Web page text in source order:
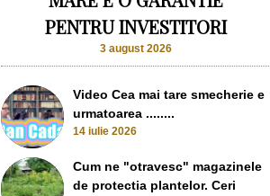
PENTRU INVESTITORI
3 august 2026
Video Cea mai tare smecherie e
urmatoarea ........
14 iulie 2026
Cum ne "otravesc" magazinele
de protectia plantelor. Ceri